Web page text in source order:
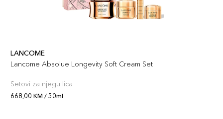
LANCOME
Lancome Absolue Longevity Soft Cream Set
Setovi za njegu lica
668,00 KM / 50ml